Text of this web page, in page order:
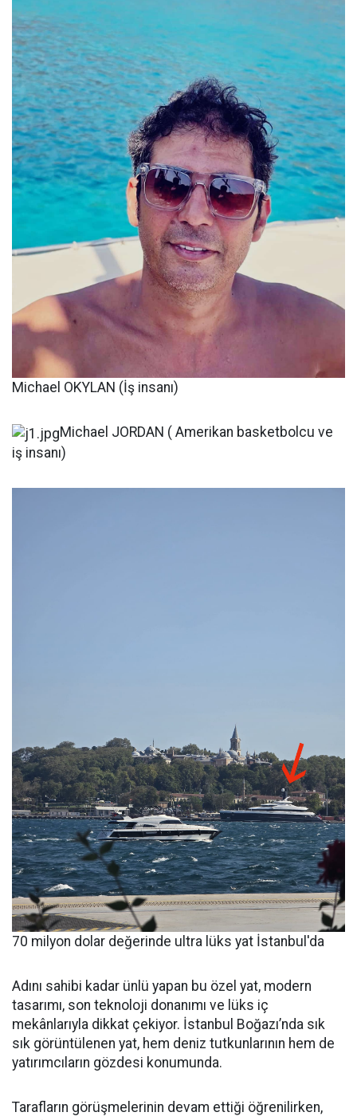
Michael OKYLAN (İş insanı)
Michael JORDAN ( Amerikan basketbolcu ve
iş insanı)
70 milyon dolar değerinde ultra lüks yat İstanbul'da
Adını sahibi kadar ünlü yapan bu özel yat, modern
tasarımı, son teknoloji donanımı ve lüks iç
mekânlarıyla dikkat çekiyor. İstanbul Boğazı’nda sık
sık görüntülenen yat, hem deniz tutkunlarının hem de
yatırımcıların gözdesi konumunda.
Tarafların görüşmelerinin devam ettiği öğrenilirken,